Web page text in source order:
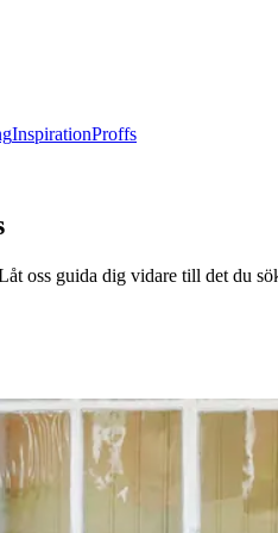
InspirationProffs
oss guida dig vidare till det du